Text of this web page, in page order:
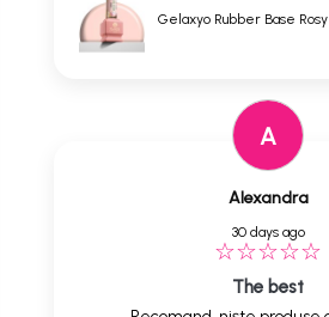
Gelaxyo Rubber Base
A
Alexandra
30 days ago
The best